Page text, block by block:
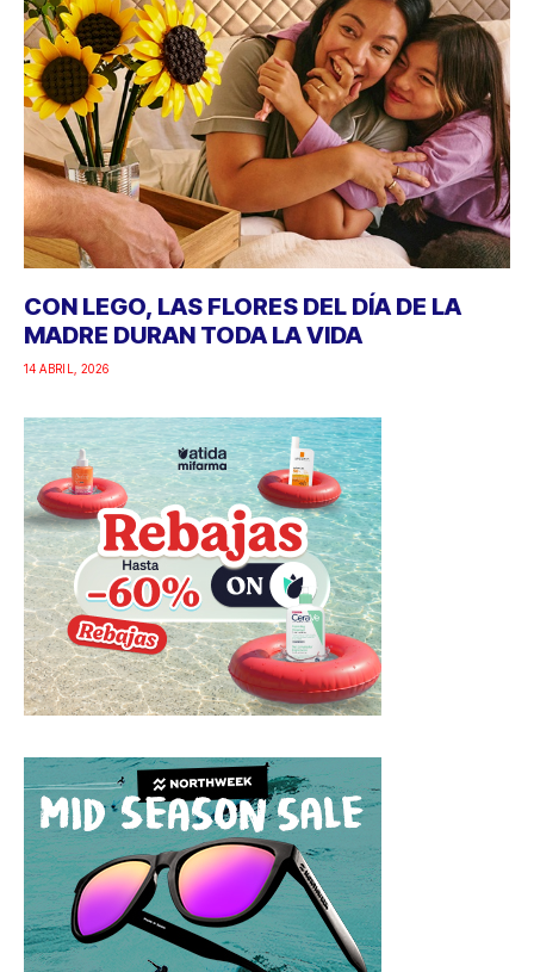
CON LEGO, LAS FLORES DEL DÍA DE LA
MADRE DURAN TODA LA VIDA
14 ABRIL, 2026